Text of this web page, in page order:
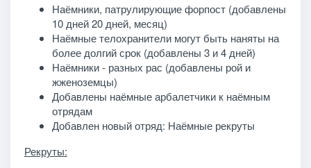
Наёмники, патрулирующие форпост (добавлены
10 дней 20 дней, месяц)
Наёмные телохранители могут быть наняты на
более долгий срок (добавлены 3 и 4 дней)
Наёмники - разных рас (добавлены рой и
жженоземцы)
Добавлены наёмные арбалетчики к наёмным
отрядам
Добавлен новый отряд: Наёмные рекруты
Рекруты: